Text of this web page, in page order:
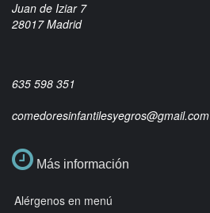
Juan de Iziar 7
28017 Madrid
635 598 351
comedoresinfantilesyegros@gmail.com
Más información
Alérgenos en menú